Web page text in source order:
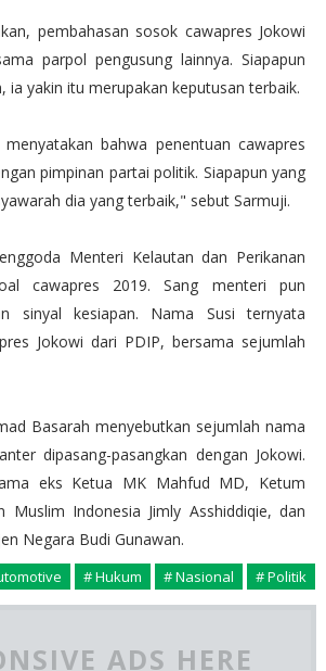
pembahasan sosok cawapres Jokowi
parpol pengusung lainnya. Siapapun
ia yakin itu merupakan keputusan terbaik.
bahwa penentuan cawapres
pimpinan partai politik. Siapapun yang
dia yang terbaik," sebut Sarmuji.
Menteri Kelautan dan Perikanan
cawapres 2019. Sang menteri pun
sinyal kesiapan. Nama Susi ternyata
Jokowi dari PDIP, bersama sejumlah
Basarah menyebutkan sejumlah nama
dipasang-pasangkan dengan Jokowi.
eks Ketua MK Mahfud MD, Ketum
Muslim Indonesia Jimly Asshiddiqie, dan
Negara Budi Gunawan.
# Hukum # Nasional # Politik
ADS HERE